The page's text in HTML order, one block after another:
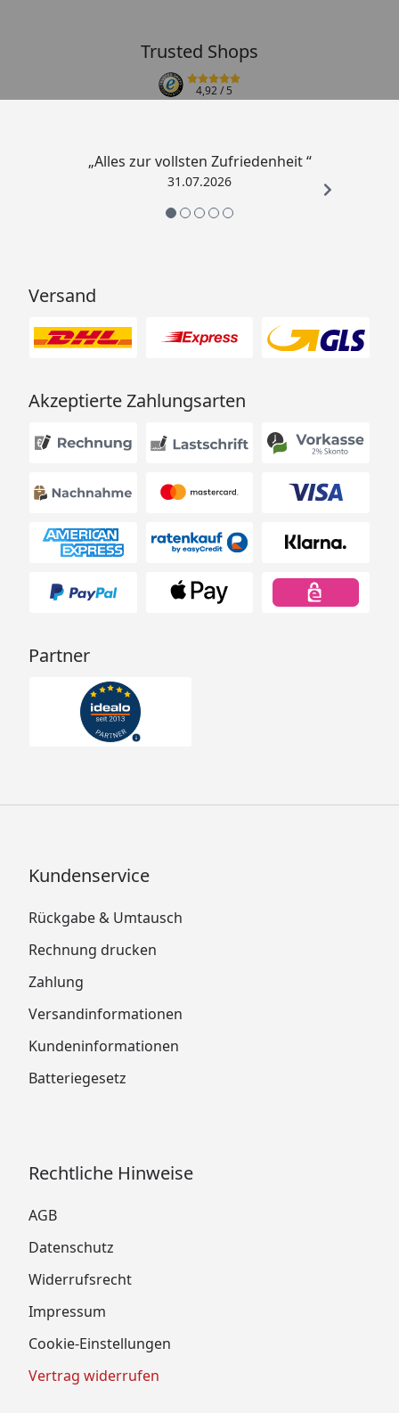
Trusted Shops
4,92/ 5
„Alles zur vollsten Zufriedenheit “
31.07.2026
Versand
Akzeptierte Zahlungsarten
Partner
Kundenservice
Rückgabe & Umtausch
Rechnung drucken
Zahlung
Versandinformationen
Kundeninformationen
Batteriegesetz
Rechtliche Hinweise
AGB
Datenschutz
Widerrufsrecht
Impressum
Cookie-Einstellungen
Vertrag widerrufen